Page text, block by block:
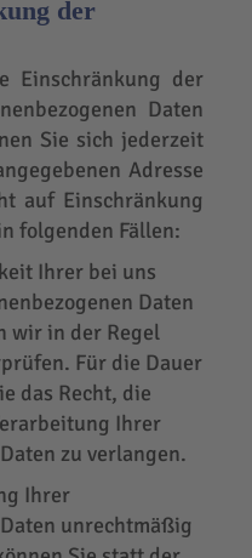
der
Einschränkung der
Daten
Sie sich jederzeit
Adresse
auf Einschränkung
folgenden Fällen:
Ihrer bei uns
Daten
wir in der Regel
Für die Dauer
das Recht, die
Ihrer
zu verlangen.
Ihrer
unrechtmäßig